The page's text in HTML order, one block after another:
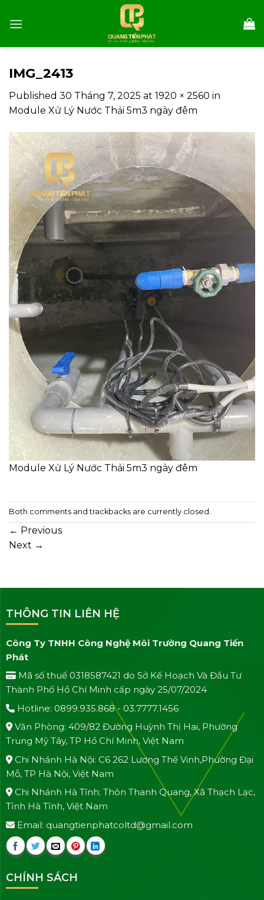
IMG_2413
Published 30 Tháng 7, 2025 at 1920 × 2560 in
Module Xử Lý Nước Thải 5m3 ngày đêm
Module Xử Lý Nước Thải 5m3 ngày đêm
Both comments and trackbacks are currently closed.
← Previous
Next →
THÔNG TIN LIÊN HỆ
Công Ty TNHH Công Nghệ Môi Trường Quang Tiến
Phát
Mã số thuế 0318587421 do Sở Kế Hoạch Và Đầu Tư
Thành Phố Hồ Chí Minh cấp ngày 25/07/2024
Hotline: 0899.935.868 - 03.7777.1456
Văn Phòng: 409/82 Đường Huỳnh Thị Hai, Phường
Trung Mỹ Tây, TP Hồ Chí Minh, Việt Nam
Chi Nhánh Hà Nội: C6 262 Lương Thế Vinh,Phường Đại
Mỗ, TP Hà Nội, Việt Nam
Chi Nhánh Hà Tĩnh: Thôn Thanh Quang, Xã Thạch Lạc,
Tỉnh Hà Tĩnh, Việt Nam
Email: quangtienphatcoltd@gmail.com
CHÍNH SÁCH